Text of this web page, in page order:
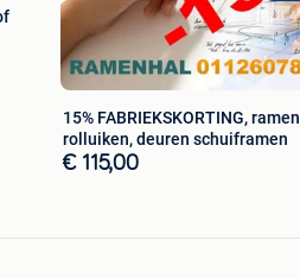
15% FABRIEKSKORTING, ramen,
rolluiken, deuren schuiframen
€ 115,00